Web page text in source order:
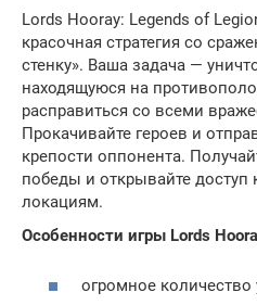
Lords Hooray: Legends of
красочная стратегия со
стенку». Ваша задача —
находящуюся на
расправиться со всеми
Прокачивайте героев и
крепости оппонента.
победы и открывайте
локациям.
Особенности игры Lords
огромное количество